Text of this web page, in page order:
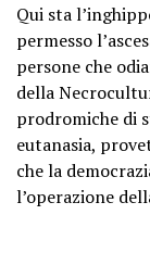
Qui sta
permesso
persone che
della
prodromiche di
eutanasia,
che la
l’operazione